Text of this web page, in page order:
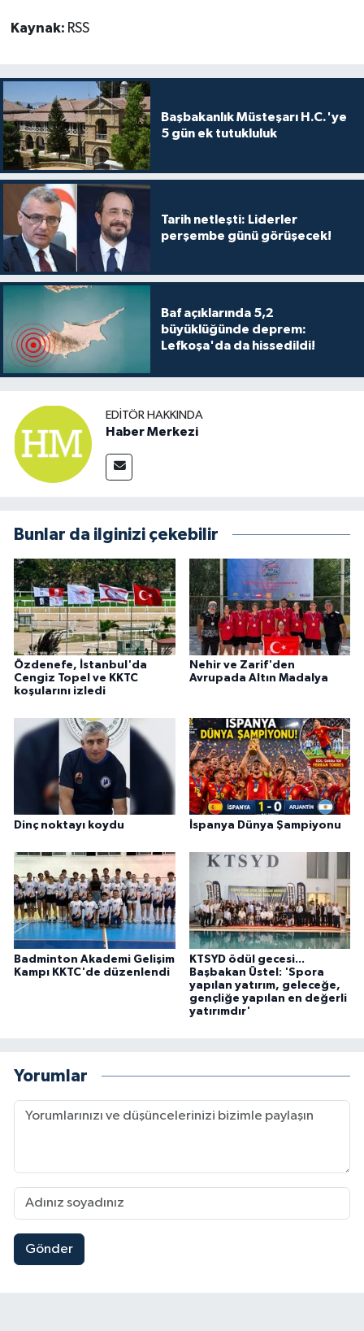
Kaynak: RSS
Başbakanlık Müsteşarı H.C.'ye
5 gün ek tutukluluk
Tarih netleşti: Liderler
perşembe günü görüşecek!
Baf açıklarında 5,2
büyüklüğünde deprem:
Lefkoşa'da da hissedildi!
EDITÖR HAKKINDA
Haber Merkezi
Bunlar da ilginizi çekebilir
Özdenefe, İstanbul'da
Cengiz Topel ve KKTC
koşularını izledi
Nehir ve Zarif'den
Avrupada Altın Madalya
Dinç noktayı koydu İspanya Dünya Şampiyonu
Badminton Akademi Gelişim
Kampı KKTC'de düzenlendi
KTSYD ödül gecesi...
Başbakan Üstel: 'Spora
yapılan yatırım, geleceğe,
gençliğe yapılan en değerli
yatırımdır'
Yorumlar
Gönder